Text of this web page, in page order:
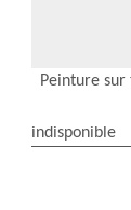
Peinture
indisponible